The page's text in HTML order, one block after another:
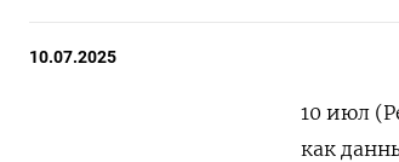
10.07.2025
10 июл
как